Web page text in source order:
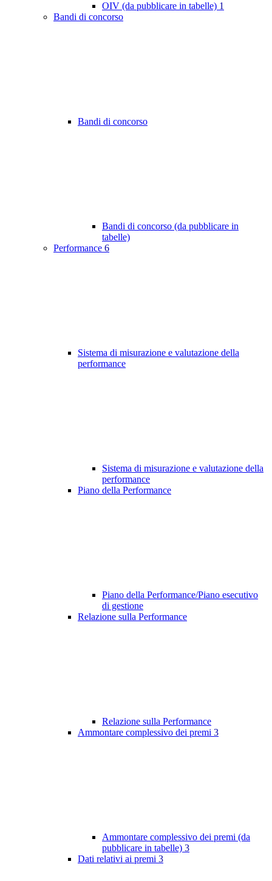
OIV (da pubblicare in tabelle) 1
Bandi di concorso
Bandi di concorso
Bandi di concorso (da pubblicare in
tabelle)
Performance 6
Sistema di misurazione e valutazione della
performance
Sistema di misurazione e valutazione della
performance
Piano della Performance
Piano della Performance/Piano esecutivo
di gestione
Relazione sulla Performance
Relazione sulla Performance
Ammontare complessivo dei premi 3
Ammontare complessivo dei premi (da
pubblicare in tabelle) 3
Dati relativi ai premi 3